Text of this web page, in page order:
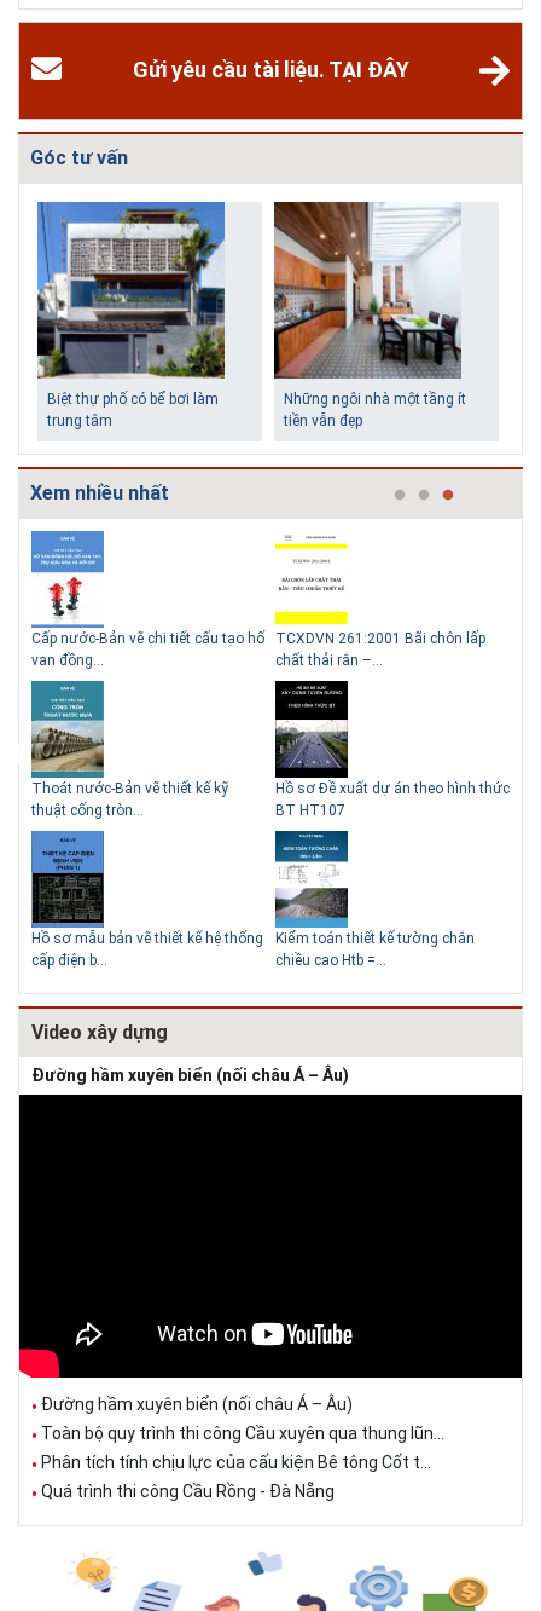
Gửi yêu cầu tài liệu. TẠI ĐÂY
Góc tư vấn
Biệt thự phố có bể bơi làm
trung tâm
Những ngôi nhà một tầng ít
tiền vẫn đẹp
Lý do nên sử dụng gạch block
để xây nhà
Thiết kế nhà siêu nhỏ độc đáo
Giải pháp xử lý thấm chân
tường
Xem nhiều nhất
Cấp nước-Bản vẽ chi tiết cấu tạo hố
van đồng...
Thoát nước-Bản vẽ thiết kế kỹ
thuật cống tròn...
Hồ sơ mẫu bản vẽ thiết kế hệ thống
cấp điện b...
TCXDVN 261:2001 Bãi chôn lấp
chất thải rắn –...
Hồ sơ Đề xuất dự án theo hình thức
BT HT107
Kiểm toán thiết kế tường chắn
chiều cao Htb =...
Video xây dựng
Đường hầm xuyên biển (nối châu Á – Âu)
Đường hầm xuyên biển (nối châu Á – Âu)
Toàn bộ quy trình thi công Cầu xuyên qua thung lũn...
Phân tích tính chịu lực của cấu kiện Bê tông Cốt t...
Quá trình thi công Cầu Rồng - Đà Nẵng